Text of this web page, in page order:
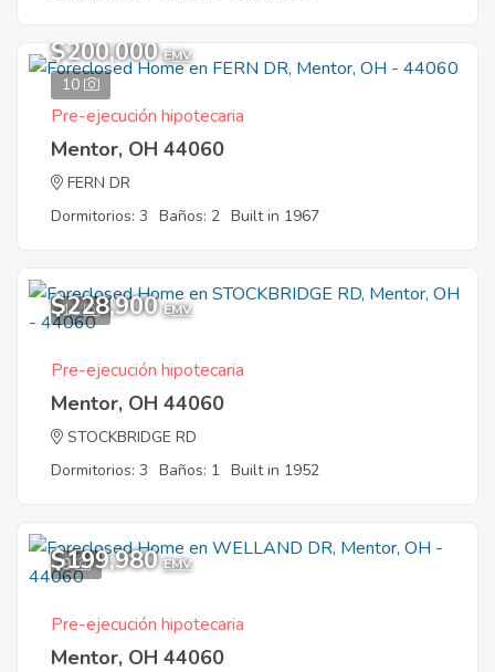
10
$200,000 EMV
Pre-ejecución hipotecaria
Mentor, OH 44060
FERN DR
Dormitorios: 3 Baños: 2 Built in 1967
11
$228,900 EMV
Pre-ejecución hipotecaria
Mentor, OH 44060
STOCKBRIDGE RD
Dormitorios: 3 Baños: 1 Built in 1952
9
$199,980 EMV
Pre-ejecución hipotecaria
Mentor, OH 44060